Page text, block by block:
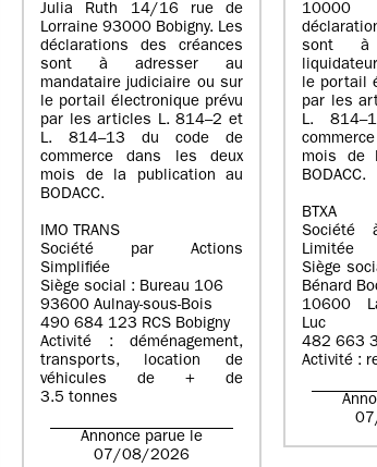
Julia Ruth 14/16 rue de
Lorraine 93000 Bobigny. Les
déclarations des créances
sont à adresser au
mandataire judiciaire ou sur
le portail électronique prévu
par les articles L. 814–2 et
L. 814–13 du code de
commerce dans les deux
mois de la publication au
BODACC.
IMO TRANS
Société par Actions
Simplifiée
Siège social : Bureau 106
93600 Aulnay-sous-Bois
490 684 123 RCS Bobigny
Activité : déménagement,
transports, location de
véhicules de + de
3.5 tonnes
Annonce parue le
07/08/2026
10000
sont à
le portail
par les
L.
mois de
BODACC.
BTXA
Société
Limitée
Siège
Bénard
10600
Luc
482 663
Activité :